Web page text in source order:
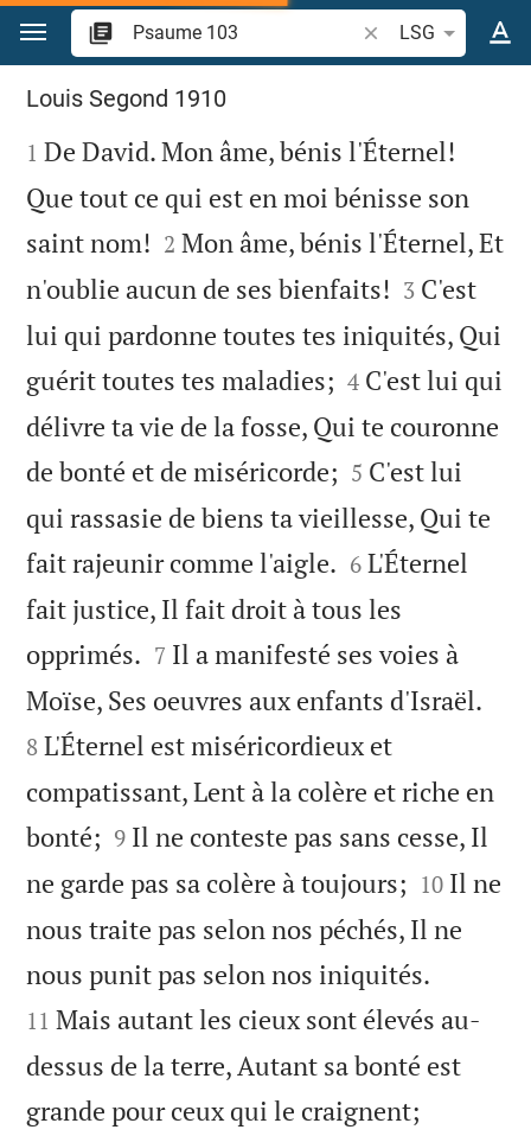
Aller vers contenu
Recherche d'un
LSG
Psaume 103
Louis Segond 1910

1 De David. Mon âme, bénis l'Éternel!
Que tout ce qui est en moi bénisse son
saint nom! 

2 Mon âme, bénis l'Éternel, Et
n'oublie aucun de ses bienfaits! 

3 C'est
lui qui pardonne toutes tes iniquités, Qui
guérit toutes tes maladies; 

4 C'est lui qui
délivre ta vie de la fosse, Qui te couronne
de bonté et de miséricorde; 

5 C'est lui
qui rassasie de biens ta vieillesse, Qui te
fait rajeunir comme l'aigle. 

6 L'Éternel
fait justice, Il fait droit à tous les
opprimés. 

7 Il a manifesté ses voies à
Moïse, Ses oeuvres aux enfants d'Israël.
8 L'Éternel est miséricordieux et
compatissant, Lent à la colère et riche en
bonté; 

9 Il ne conteste pas sans cesse, Il
ne garde pas sa colère à toujours; 

10 Il ne
nous traite pas selon nos péchés, Il ne
nous punit pas selon nos iniquités.
11 Mais autant les cieux sont élevés au-
dessus de la terre, Autant sa bonté est
grande pour ceux qui le craignent;